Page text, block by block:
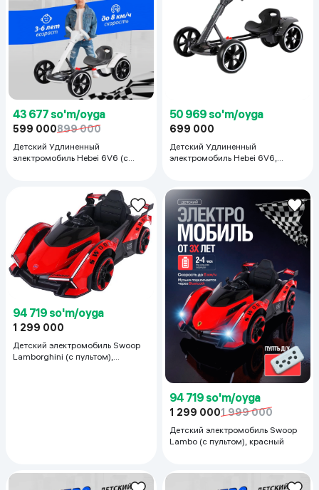
43 677 so'm/oyga
599 000899 000
Детский Удлиненный
электромобиль Hebei 6V6 (с
50 969 so'm/oyga
699 000
Детский Удлиненный
электромобиль Hebei 6V6,
94 719 so'm/oyga
1 299 000
Детский электромобиль Swoop
Lamborghini (с пультом),
94 719 so'm/oyga
1 299 0001 999 000
Детский электромобиль Swoop
Lambo (с пультом), красный